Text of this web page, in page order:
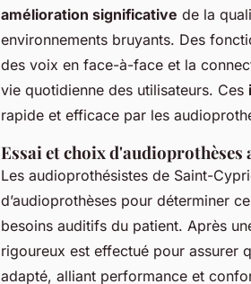
amélioration significative de la
environnements bruyants. Des
des voix en face-à-face et la
vie quotidienne des utilisateurs. Ces
rapide et efficace par les
Essai et choix d'audioprothèses
Les audioprothésistes de Saint-
d’audioprothèses pour déterminer
besoins auditifs du patient. Après
rigoureux est effectué pour assurer
adapté, alliant performance et